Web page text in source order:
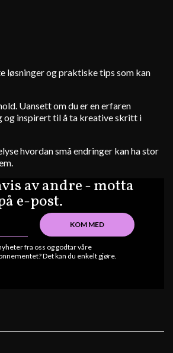
av andre - motta
e-post.
KOM MED
fra oss og godtar våre
Det kan du enkelt gjøre.
løsninger og praktiske tips som kan
Uansett om du er en erfaren
og inspirert til å ta kreative skritt i
hvordan små endringer kan ha stor